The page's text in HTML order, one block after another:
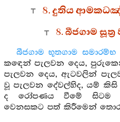
8. දුතිය
8. බීජගාම
බීජගාම භූතගාම සමාරම්භ
කඳෙන් පැලවන දෙය,
පැලවන දෙය, ඇටවලින්
වූ පැලවන දේවල්හිද, යම්
ද රෝපණය වීමේ සිටම
වෙනසකට පත් කිරීමෙන්